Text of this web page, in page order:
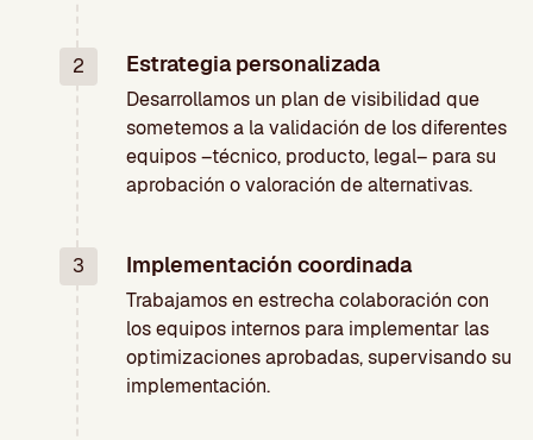
2 Estrategia personalizada
Desarrollamos un plan de visibilidad que
sometemos a la validación de los diferentes
equipos –técnico, producto, legal– para su
aprobación o valoración de alternativas.
3 Implementación coordinada
Trabajamos en estrecha colaboración con
los equipos internos para implementar las
optimizaciones aprobadas, supervisando su
implementación.